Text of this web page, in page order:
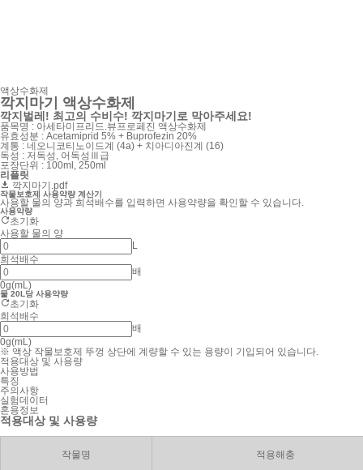
액상수화제
깍지마기 액상수화제
깍지벌레! 최고의 수비수! 깍지마기로 막아주세요!
품목명 : 아세타미프리드.뷰프로페진 액상수화제
유효성분 : Acetamiprid 5% + Buprofezin 20%
계통 : 네오니코티노이드계 (4a) + 치아디아진계 (16)
독성 : 저독성, 어독성Ⅲ급
포장단위 : 100ml, 250ml
리플릿
깍지마기.pdf
작물보호제 사용약량 계산기
사용할 물의 양과 희석배수를 입력하면 사용약량을 확인할 수 있습니다.
사용약량
초기화
사용할 물의 양
L
희석배수
배
0g(mL)
물 20L당 사용약량
초기화
희석배수
배
0g(mL)
※ 액상 작물보호제 뚜껑 상단에 계량할 수 있는 용량이 기입되어 있습니다.
적용대상 및 사용량
사용방법
특징
주의사항
실험데이터
혼용정보
적용대상 및 사용량
작물명 적용해충